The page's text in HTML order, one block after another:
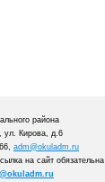
района
ул. Кирова, д.6
adm@okuladm.ru
на сайт обязательна